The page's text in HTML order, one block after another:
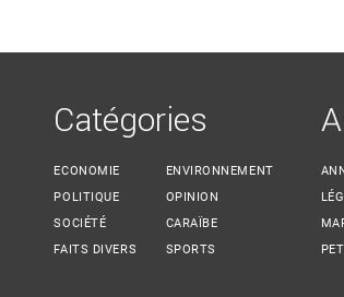
Catégories
ECONOMIE
POLITIQUE
SOCIÉTÉ
FAITS DIVERS
ENVIRONNEMENT
OPINION
CARAÏBE
SPORTS